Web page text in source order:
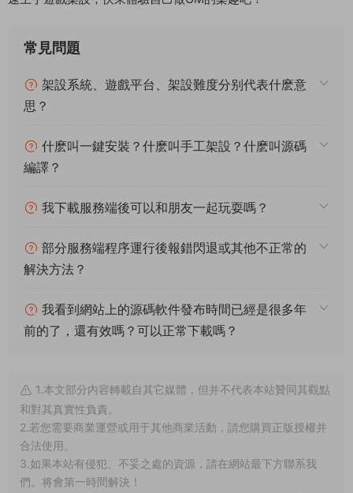
邀請碼：mir6
GM後台：http://192.168.2.166:88/login
密碼：mir6.com
好了，下面我們測試看看遊戲裏的功能。好了，其他功能就自行
測試吧。更多的遊戲資源可以訪問www.MiR6.com下載，我們每
款遊戲資源均單獨制作了獨立的視頻架設教程，讓小白也可以快
速上手遊戲架設，快來體驗自己做GM的樂趣吧！
常見問題
什麽叫一鍵安裝？什麽叫手工架設？什麽叫源碼
編譯？
我下載服務端後可以和朋友一起玩耍嗎？